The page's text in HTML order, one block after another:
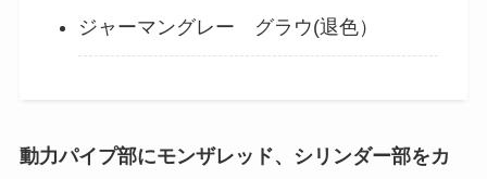
ジャーマングレー グラウ(退色）
動力パイプ部にモンザレッド、シリンダー部をカ